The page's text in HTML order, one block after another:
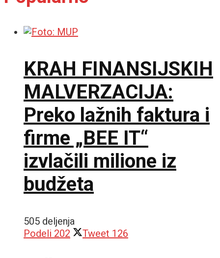
KRAH FINANSIJSKIH
MALVERZACIJA:
Preko lažnih faktura i
firme „BEE IT“
izvlačili milione iz
budžeta
505 deljenja
Podeli 202 Tweet 126